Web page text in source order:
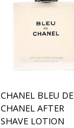
CHANEL BLEU DE
CHANEL AFTER
SHAVE LOTION